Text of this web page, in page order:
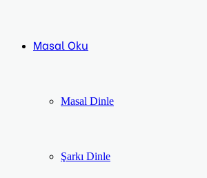
Masal Oku
Masal Dinle
Şarkı Dinle